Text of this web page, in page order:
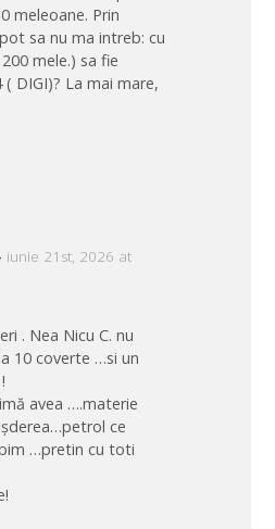
meleoane. Prin
sa nu ma intreb: cu
mele.) sa fie
DIGI)? La mai mare,
iunie 21st, 2026 at
. Nea Nicu C. nu
10 coverte …si un
avea ….materie
ce
…pretin cu toti